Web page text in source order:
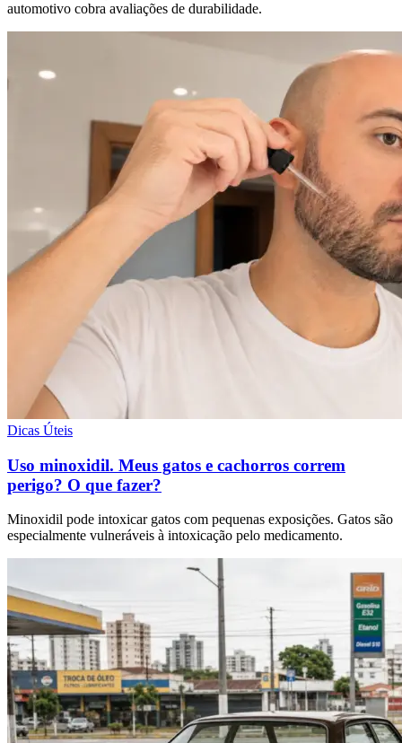
automotivo cobra avaliações de durabilidade.
Dicas Úteis
Uso minoxidil. Meus gatos e cachorros correm
perigo? O que fazer?
Minoxidil pode intoxicar gatos com pequenas exposições. Gatos são
especialmente vulneráveis à intoxicação pelo medicamento.